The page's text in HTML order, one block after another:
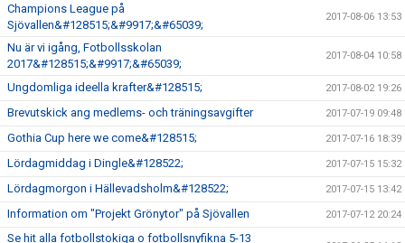
Champions League på
Sjövallen&#128515;&#9917;&#65039;
2017-08-06 13:53
Nu är vi igång, Fotbollsskolan
2017&#128515;&#9917;&#65039;
2017-08-04 10:58
Ungdomliga ideella krafter&#128515; 2017-08-02 19:26
Brevutskick ang medlems- och träningsavgifter 2017-07-19 09:48
Gothia Cup here we come&#128515; 2017-07-16 18:39
Lördagmiddag i Dingle&#128522; 2017-07-15 15:32
Lördagmorgon i Hällevadsholm&#128522; 2017-07-15 13:42
Information om "Projekt Grönytor" på Sjövallen 2017-07-12 20:24
Se hit alla fotbollstokiga o fotbollsnyfikna 5-13